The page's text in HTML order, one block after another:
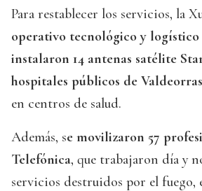
Para restablecer los servicios, la
operativo tecnológico y logístico
instalaron 14 antenas satélite
hospitales públicos de
en centros de salud.
Además, se movilizaron 57
Telefónica, que trabajaron día y
servicios destruidos por el fuego,